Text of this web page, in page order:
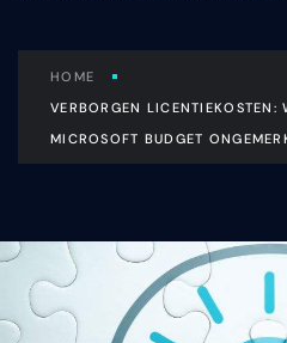
HOME
VERBORGEN LICENTIEKOSTEN:
MICROSOFT BUDGET